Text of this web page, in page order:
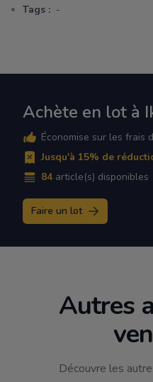
Tags : -
Achète en lot à
Économise sur les frais
Jusqu'à 15% de
84 article(s) disponibles
Faire un lot
Autres
Découvre les